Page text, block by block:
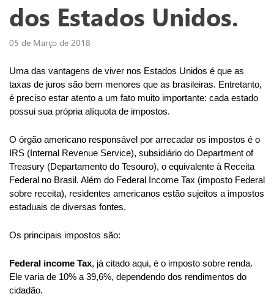
dos Estados Unidos.
05 de Março de 2018
Uma das vantagens de viver nos Estados Unidos é que as
taxas de juros são bem menores que as brasileiras. Entretanto,
é preciso estar atento a um fato muito importante: cada estado
possui sua própria alíquota de impostos.
O órgão americano responsável por arrecadar os impostos é o
IRS (Internal Revenue Service), subsidiário do Department of
Treasury (Departamento do Tesouro), o equivalente à Receita
Federal no Brasil. Além do Federal Income Tax (imposto Federal
sobre receita), residentes americanos estão sujeitos a impostos
estaduais de diversas fontes.
Os principais impostos são:
Federal income Tax, já citado aqui, é o imposto sobre renda.
Ele varia de 10% a 39,6%, dependendo dos rendimentos do
cidadão.